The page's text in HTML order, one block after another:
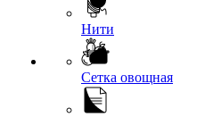
Нити
Сетка овощная